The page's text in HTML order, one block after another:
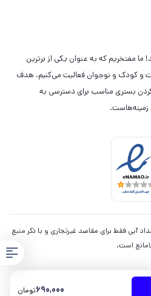
690,000تومان
مفتخریم که به عنوان یکی از برترین
و کودک و نوجوان فعالیت می‌کنیم. هدف
بستری مناسب برای دسترسی به
زمینه‌هاست.
آبی فقط برای مقاصد غیرتجاری و با ذکر منبع
است.